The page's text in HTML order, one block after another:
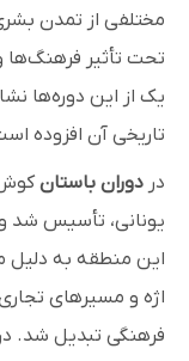
مختلفی از تمدن
تحت تأثیر فرهنگ‌ها و
یک از این دوره‌ها
تاریخی آن افزوده
دردوران باستانکوش
این منطقه به دلیل
اژه و مسیرهای
فرهنگی تبدیل شد.